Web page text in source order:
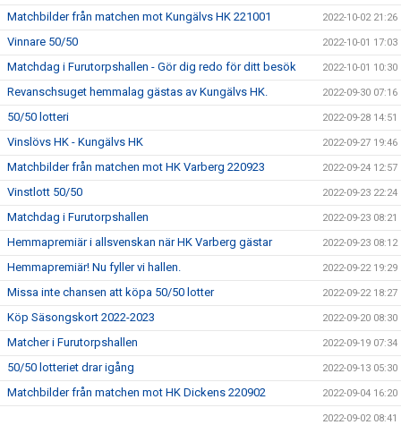
Matchbilder från matchen mot Kungälvs HK 221001 2022-10-02 21:26
Vinnare 50/50 2022-10-01 17:03
Matchdag i Furutorpshallen - Gör dig redo för ditt besök 2022-10-01 10:30
Revanschsuget hemmalag gästas av Kungälvs HK. 2022-09-30 07:16
50/50 lotteri 2022-09-28 14:51
Vinslövs HK - Kungälvs HK 2022-09-27 19:46
Matchbilder från matchen mot HK Varberg 220923 2022-09-24 12:57
Vinstlott 50/50 2022-09-23 22:24
Matchdag i Furutorpshallen 2022-09-23 08:21
Hemmapremiär i allsvenskan när HK Varberg gästar 2022-09-23 08:12
Hemmapremiär! Nu fyller vi hallen. 2022-09-22 19:29
Missa inte chansen att köpa 50/50 lotter 2022-09-22 18:27
Köp Säsongskort 2022-2023 2022-09-20 08:30
Matcher i Furutorpshallen 2022-09-19 07:34
50/50 lotteriet drar igång 2022-09-13 05:30
Matchbilder från matchen mot HK Dickens 220902 2022-09-04 16:20
2022-09-02 08:41